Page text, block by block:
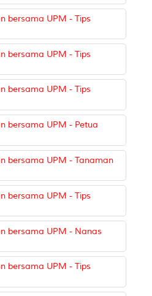
bersama UPM - Tips
bersama UPM - Tips
bersama UPM - Tips
bersama UPM - Petua
bersama UPM - Tanaman
bersama UPM - Tips
bersama UPM - Nanas
bersama UPM - Tips